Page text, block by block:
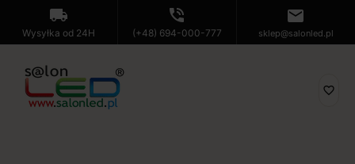
local_shipping
Wysyłka od 24H
phone_in_talk
(+48) 694-000-777
mail
sklep@salonled.pl
favorite_border